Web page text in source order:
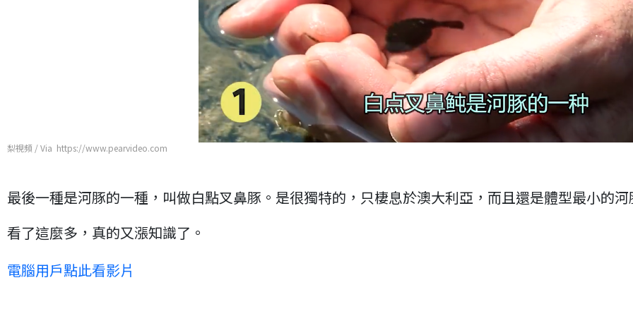
梨視頻 / Via https://www.pearvideo.com
最後一種是河豚的一種，叫做白點叉鼻豚。是很獨特的，只棲息於澳大利亞，而且還是體型最小的河
看了這麼多，真的又漲知識了。
電腦用戶點此看影片